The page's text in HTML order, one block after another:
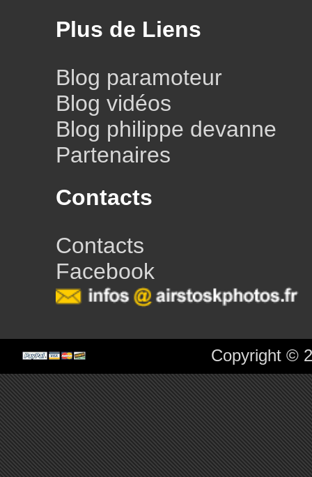
Plus de Liens
Blog paramoteur
Blog vidéos
Blog philippe devanne
Partenaires
Contacts
Contacts
Facebook
Copyright ©